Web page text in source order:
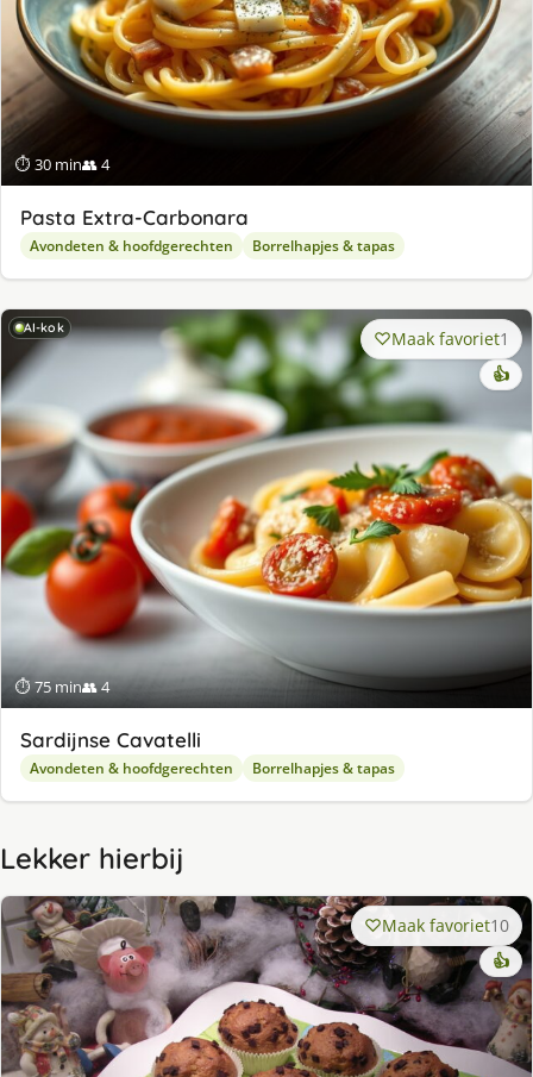
⏱ 30 min👥 4
Pasta Extra-Carbonara
Avondeten & hoofdgerechten Borrelhapjes & tapas
AI-kok
⏱ 75 min👥 4
Maak favoriet1
👍
Sardijnse Cavatelli
Avondeten & hoofdgerechten Borrelhapjes & tapas
Lekker hierbij
Maak favoriet10
👍